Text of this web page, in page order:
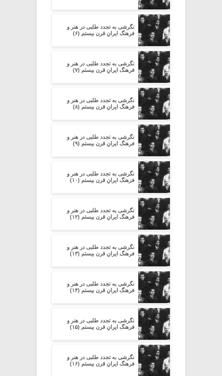
نگرشی به تجدد طلبی در هنر و
فرهنگ ایرانِ قرن بیستم (۶)
نگرشی به تجدد طلبی در هنر و
فرهنگ ایرانِ قرن بیستم (۷)
نگرشی به تجدد طلبی در هنر و
فرهنگ ایرانِ قرن بیستم (۸)
نگرشی به تجدد طلبی در هنر و
فرهنگ ایرانِ قرن بیستم (۹)
نگرشی به تجدد طلبی در هنر و
فرهنگ ایرانِ قرن بیستم (۱۰)
نگرشی به تجدد طلبی در هنر و
فرهنگ ایرانِ قرن بیستم (۱۲)
نگرشی به تجدد طلبی در هنر و
فرهنگ ایرانِ قرن بیستم (۱۳)
نگرشی به تجدد طلبی در هنر و
فرهنگ ایرانِ قرن بیستم (۱۴)
نگرشی به تجدد طلبی در هنر و
فرهنگ ایرانِ قرن بیستم (۱۵)
نگرشی به تجدد طلبی در هنر و
فرهنگ ایرانِ قرن بیستم (۱۶)